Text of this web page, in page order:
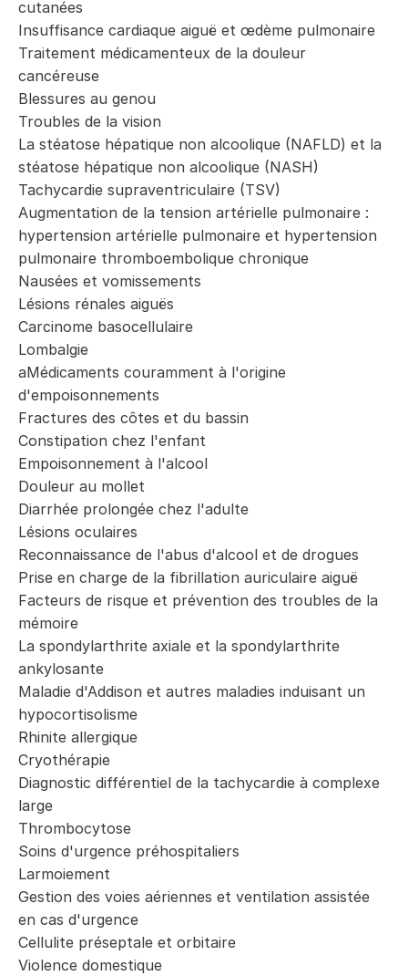
cutanées
Insuffisance cardiaque aiguë et œdème pulmonaire
Traitement médicamenteux de la douleur
cancéreuse
Blessures au genou
Troubles de la vision
La stéatose hépatique non alcoolique (NAFLD) et la
stéatose hépatique non alcoolique (NASH)
Tachycardie supraventriculaire (TSV)
Augmentation de la tension artérielle pulmonaire :
hypertension artérielle pulmonaire et hypertension
pulmonaire thromboembolique chronique
Nausées et vomissements
Lésions rénales aiguës
Carcinome basocellulaire
Lombalgie
aMédicaments couramment à l'origine
d'empoisonnements
Fractures des côtes et du bassin
Constipation chez l'enfant
Empoisonnement à l'alcool
Douleur au mollet
Diarrhée prolongée chez l'adulte
Lésions oculaires
Reconnaissance de l'abus d'alcool et de drogues
Prise en charge de la fibrillation auriculaire aiguë
Facteurs de risque et prévention des troubles de la
mémoire
La spondylarthrite axiale et la spondylarthrite
ankylosante
Maladie d'Addison et autres maladies induisant un
hypocortisolisme
Rhinite allergique
Cryothérapie
Diagnostic différentiel de la tachycardie à complexe
large
Thrombocytose
Soins d'urgence préhospitaliers
Larmoiement
Gestion des voies aériennes et ventilation assistée
en cas d'urgence
Cellulite préseptale et orbitaire
Violence domestique